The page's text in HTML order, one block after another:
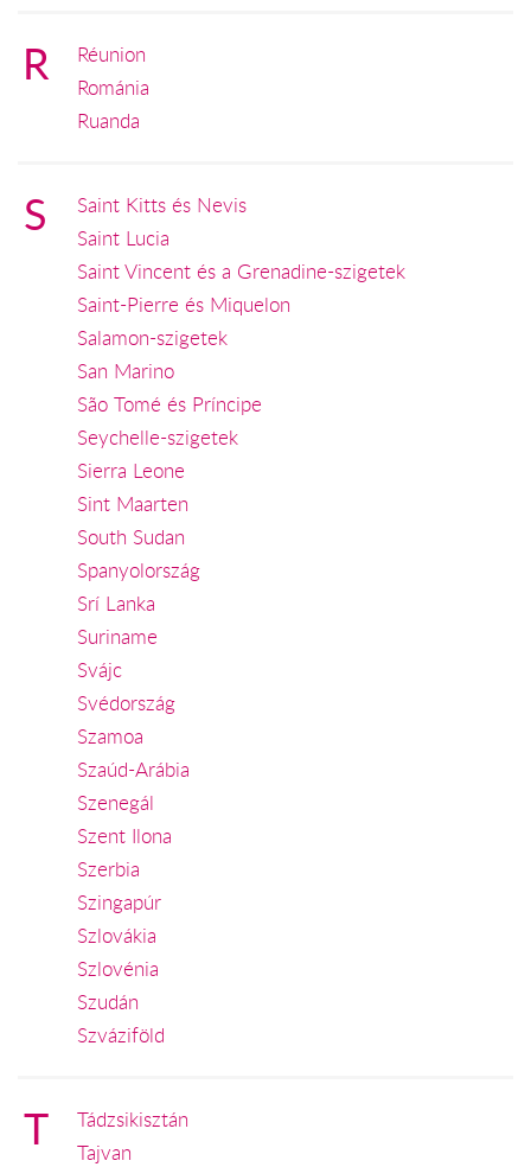
R
Réunion
Románia
Ruanda
S
Saint Kitts és Nevis
Saint Lucia
Saint Vincent és a Grenadine-szigetek
Saint-Pierre és Miquelon
Salamon-szigetek
San Marino
São Tomé és Príncipe
Seychelle-szigetek
Sierra Leone
Sint Maarten
South Sudan
Spanyolország
Srí Lanka
Suriname
Svájc
Svédország
Szamoa
Szaúd-Arábia
Szenegál
Szent Ilona
Szerbia
Szingapúr
Szlovákia
Szlovénia
Szudán
Szváziföld
T
Tádzsikisztán
Tajvan